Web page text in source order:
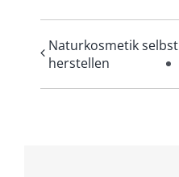
Naturkosmetik selbst
herstellen